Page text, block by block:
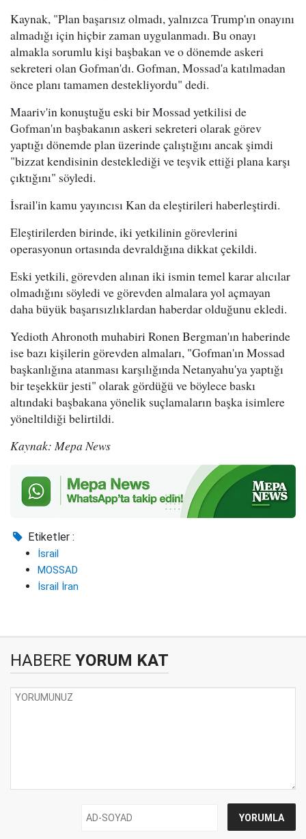
Kaynak, "Plan başarısız olmadı, yalnızca Trump'ın onayını
almadığı için hiçbir zaman uygulanmadı. Bu onayı
almakla sorumlu kişi başbakan ve o dönemde askeri
sekreteri olan Gofman'dı. Gofman, Mossad'a katılmadan
önce planı tamamen destekliyordu" dedi.
Maariv'in konuştuğu eski bir Mossad yetkilisi de
Gofman'ın başbakanın askeri sekreteri olarak görev
yaptığı dönemde plan üzerinde çalıştığını ancak şimdi
"bizzat kendisinin desteklediği ve teşvik ettiği plana karşı
çıktığını" söyledi.
İsrail'in kamu yayıncısı Kan da eleştirileri haberleştirdi.
Eleştirilerden birinde, iki yetkilinin görevlerini
operasyonun ortasında devraldığına dikkat çekildi.
Eski yetkili, görevden alınan iki ismin temel karar alıcılar
olmadığını söyledi ve görevden almalara yol açmayan
daha büyük başarısızlıklardan haberdar olduğunu ekledi.
Yedioth Ahronoth muhabiri Ronen Bergman'ın haberinde
ise bazı kişilerin görevden almaları, "Gofman'ın Mossad
başkanlığına atanması karşılığında Netanyahu'ya yaptığı
bir teşekkür jesti" olarak gördüğü ve böylece baskı
altındaki başbakana yönelik suçlamaların başka isimlere
yöneltildiği belirtildi.
Kaynak: Mepa News
Etiketler :
İsrail
MOSSAD
İsrail İran
HABERE YORUM KAT